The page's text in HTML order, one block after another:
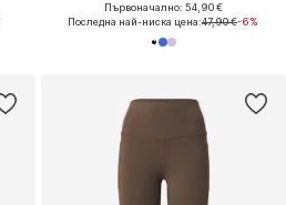
Първоначално: 54,90 €
Последна най-ниска цена:47,90 €-6%